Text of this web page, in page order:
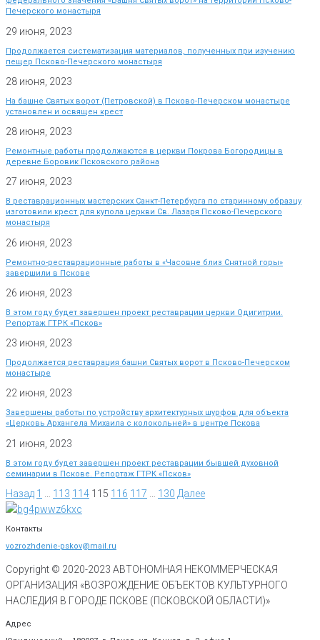
Печерского монастыря
29 июня, 2023
Продолжается систематизация материалов, полученных при изучению
пещер Псково-Печерского монастыря
28 июня, 2023
На башне Святых ворот (Петровской) в Псково-Печерском монастыре
установлен и освящен крест
28 июня, 2023
Ремонтные работы продолжаются в церкви Покрова Богородицы в
деревне Боровик Псковского района
27 июня, 2023
В реставрационных мастерских Санкт-Петербурга по старинному образцу
изготовили крест для купола церкви Св. Лазаря Псково-Печерского
монастыря
26 июня, 2023
Ремонтно-реставрационные работы в «Часовне близ Снятной горы»
завершили в Пскове
26 июня, 2023
В этом году будет завершен проект реставрации церкви Одигитрии.
Репортаж ГТРК «Псков»
23 июня, 2023
Продолжается реставрация башни Святых ворот в Псково-Печерском
монастыре
22 июня, 2023
Завершены работы по устройству архитектурных шурфов для объекта
«Церковь Архангела Михаила с колокольней» в центре Пскова
21 июня, 2023
В этом году будет завершен проект реставрации бывшей духовной
семинарии в Пскове. Репортаж ГТРК «Псков»
Назад 1 113 114 115 116 117 130 Далее
Контакты
vozrozhdenie-pskov@mail.ru
Copyright © 2020-2023 АВТОНОМНАЯ НЕКОММЕРЧЕСКАЯ
ОРГАНИЗАЦИЯ «ВОЗРОЖДЕНИЕ ОБЪЕКТОВ КУЛЬТУРНОГО
НАСЛЕДИЯ В ГОРОДЕ ПСКОВЕ (ПСКОВСКОЙ ОБЛАСТИ)»
Адрес